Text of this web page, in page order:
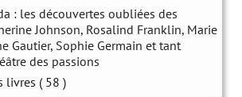
: les découvertes oubliées des
Johnson, Rosalind Franklin, Marie
Gautier, Sophie Germain et tant
des passions
livres ( 58 )